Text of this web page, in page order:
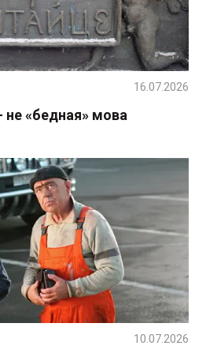
не «бедная» мова
16.07.2026
10.07.2026